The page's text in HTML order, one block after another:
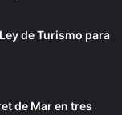
de Turismo para
de Mar en tres